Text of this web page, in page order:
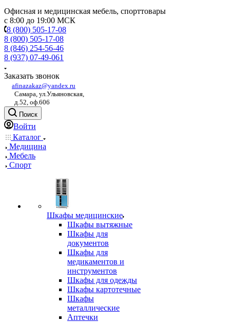
Офисная и медицинская мебель, спорттовары
с 8:00 до 19:00 МСК
8 (800) 505-17-08
8 (800) 505-17-08
8 (846) 254-56-46
8 (937) 07-49-061
Заказать звонок
afinazakaz@yandex.ru
Самара, ул.Ульяновская,
д.52, оф.606
Поиск
Войти
Каталог
Медицина
Мебель
Спорт
Шкафы медицинские
Шкафы вытяжные
Шкафы для
документов
Шкафы для
медикаментов и
инструментов
Шкафы для одежды
Шкафы картотечные
Шкафы
металлические
Аптечки